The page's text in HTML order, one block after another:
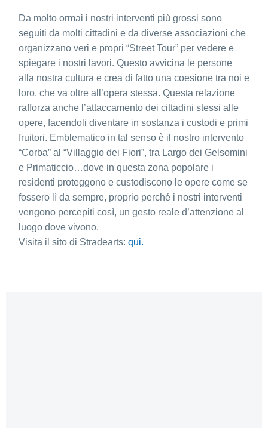
Da molto ormai i nostri interventi più grossi sono
seguiti da molti cittadini e da diverse associazioni che
organizzano veri e propri “Street Tour” per vedere e
spiegare i nostri lavori. Questo avvicina le persone
alla nostra cultura e crea di fatto una coesione tra noi e
loro, che va oltre all’opera stessa. Questa relazione
rafforza anche l’attaccamento dei cittadini stessi alle
opere, facendoli diventare in sostanza i custodi e primi
fruitori. Emblematico in tal senso è il nostro intervento
“Corba” al “Villaggio dei Fiori”, tra Largo dei Gelsomini
e Primaticcio…dove in questa zona popolare i
residenti proteggono e custodiscono le opere come se
fossero lì da sempre, proprio perché i nostri interventi
vengono percepiti così, un gesto reale d’attenzione al
luogo dove vivono.
Visita il sito di Stradearts: qui.